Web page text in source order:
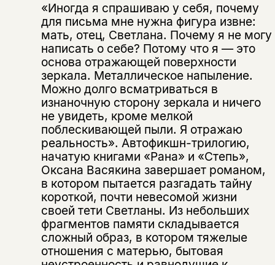
«Иногда я спрашиваю у себя, почему
для письма мне нужна фигура извне:
мать, отец, Светлана. Почему я не могу
написать о себе? Потому что я — это
основа отражающей поверхности
зеркала. Металлическое напыление.
Можно долго всматриваться в
изнаночную сторону зеркала и ничего
не увидеть, кроме мелкой
поблескивающей пыли. Я отражаю
реальность». Автофикшн-трилогию,
начатую книгами «Рана» и «Степь»,
Оксана Васякина завершает романом,
в котором пытается разгадать тайну
короткой, почти невесомой жизни
своей тети Светланы. Из небольших
фрагментов памяти складывается
сложный образ, в котором тяжелые
отношения с матерью, бытовая